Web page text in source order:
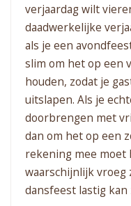
verjaardag wilt
daadwerkelijke
als je een
slim om het op een
houden, zodat je
uitslapen. Als je
doorbrengen met
dan om het op een
rekening mee moet
waarschijnlijk
dansfeest lastig kan